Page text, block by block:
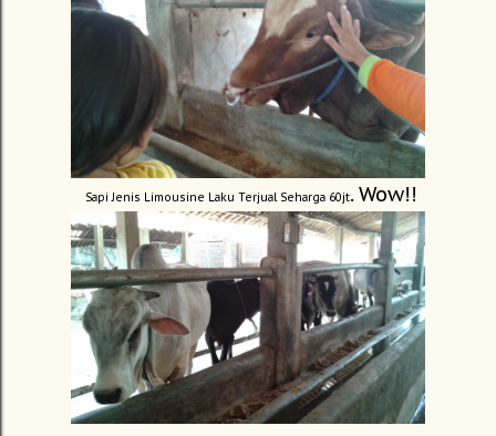
Sapi Jenis Limousine Laku Terjual Seharga 60jt. Wow!!